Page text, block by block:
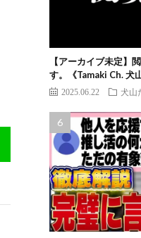
【アーカイブ未定】
す。《Tamaki Ch. 犬
2025.06.22 犬山